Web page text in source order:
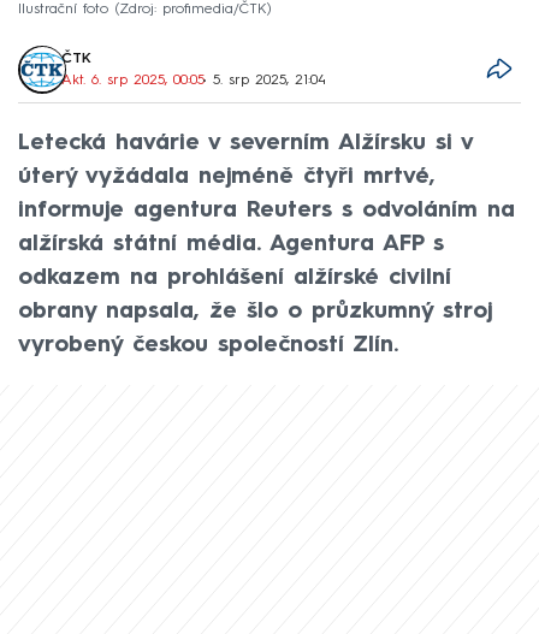
Ilustrační foto Zdroj: profimedia/ČTK
ČTK
Akt. 6. srp 2025, 00:05• 5. srp 2025, 21:04
Letecká havárie v severním Alžírsku si v
úterý vyžádala nejméně čtyři mrtvé,
informuje agentura Reuters s odvoláním na
alžírská státní média. Agentura AFP s
odkazem na prohlášení alžírské civilní
obrany napsala, že šlo o průzkumný stroj
vyrobený českou společností Zlín.